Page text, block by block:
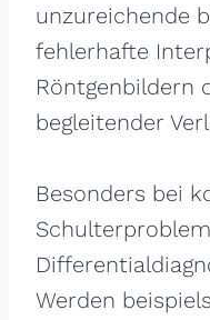
unzureichende
fehlerhafte
Röntgenbildern
begleitender
Besonders bei
Werden